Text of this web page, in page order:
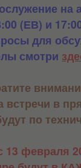
на
(ЕВ) и
для
смотри
встречи в
по
13 февраля